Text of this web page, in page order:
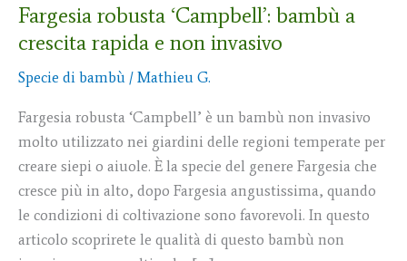
Fargesia robusta ‘Campbell’: bambù a
crescita rapida e non invasivo
Specie di bambù / Mathieu G.
Fargesia robusta ‘Campbell’ è un bambù non invasivo
molto utilizzato nei giardini delle regioni temperate per
creare siepi o aiuole. È la specie del genere Fargesia che
cresce più in alto, dopo Fargesia angustissima, quando
le condizioni di coltivazione sono favorevoli. In questo
articolo scoprirete le qualità di questo bambù non